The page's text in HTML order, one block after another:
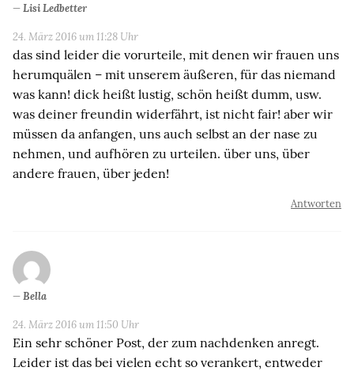
Lisi Ledbetter
24. März 2016 um 11:28 Uhr
das sind leider die vorurteile, mit denen wir frauen uns
herumquälen – mit unserem äußeren, für das niemand
was kann! dick heißt lustig, schön heißt dumm, usw.
was deiner freundin widerfährt, ist nicht fair! aber wir
müssen da anfangen, uns auch selbst an der nase zu
nehmen, und aufhören zu urteilen. über uns, über
andere frauen, über jeden!
Antworten
Bella
24. März 2016 um 11:50 Uhr
Ein sehr schöner Post, der zum nachdenken anregt.
Leider ist das bei vielen echt so verankert, entweder